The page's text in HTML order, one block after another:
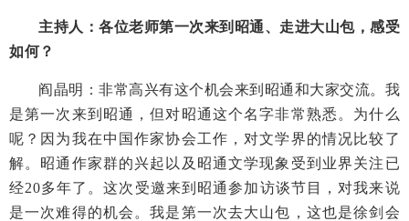
主持人：各位老师第一次来到昭通、走进大山包，感受
如何？
阎晶明：非常高兴有这个机会来到昭通和大家交流。我
是第一次来到昭通，但对昭通这个名字非常熟悉。为什么
呢？因为我在中国作家协会工作，对文学界的情况比较了
解。昭通作家群的兴起以及昭通文学现象受到业界关注已
经20多年了。这次受邀来到昭通参加访谈节目，对我来说
是一次难得的机会。我是第一次去大山包，这也是徐剑会